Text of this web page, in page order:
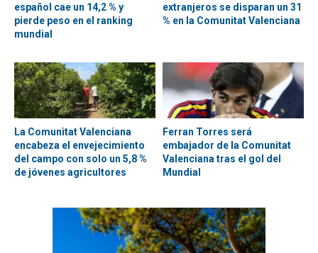
español cae un 14,2 % y
pierde peso en el ranking
mundial
extranjeros se disparan un 31
% en la Comunitat Valenciana
La Comunitat Valenciana
encabeza el envejecimiento
del campo con solo un 5,8 %
de jóvenes agricultores
Ferran Torres será
embajador de la Comunitat
Valenciana tras el gol del
Mundial